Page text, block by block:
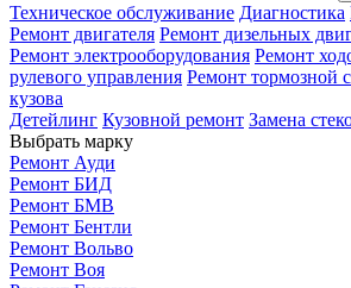
Техническое обслуживание Диагностика
Ремонт двигателя Ремонт дизельных
Ремонт электрооборудования Ремонт
рулевого управления Ремонт тормозной
кузова
Детейлинг Кузовной ремонт Замена
Выбрать марку
Ремонт Ауди
Ремонт БИД
Ремонт БМВ
Ремонт Бентли
Ремонт Вольво
Ремонт Воя